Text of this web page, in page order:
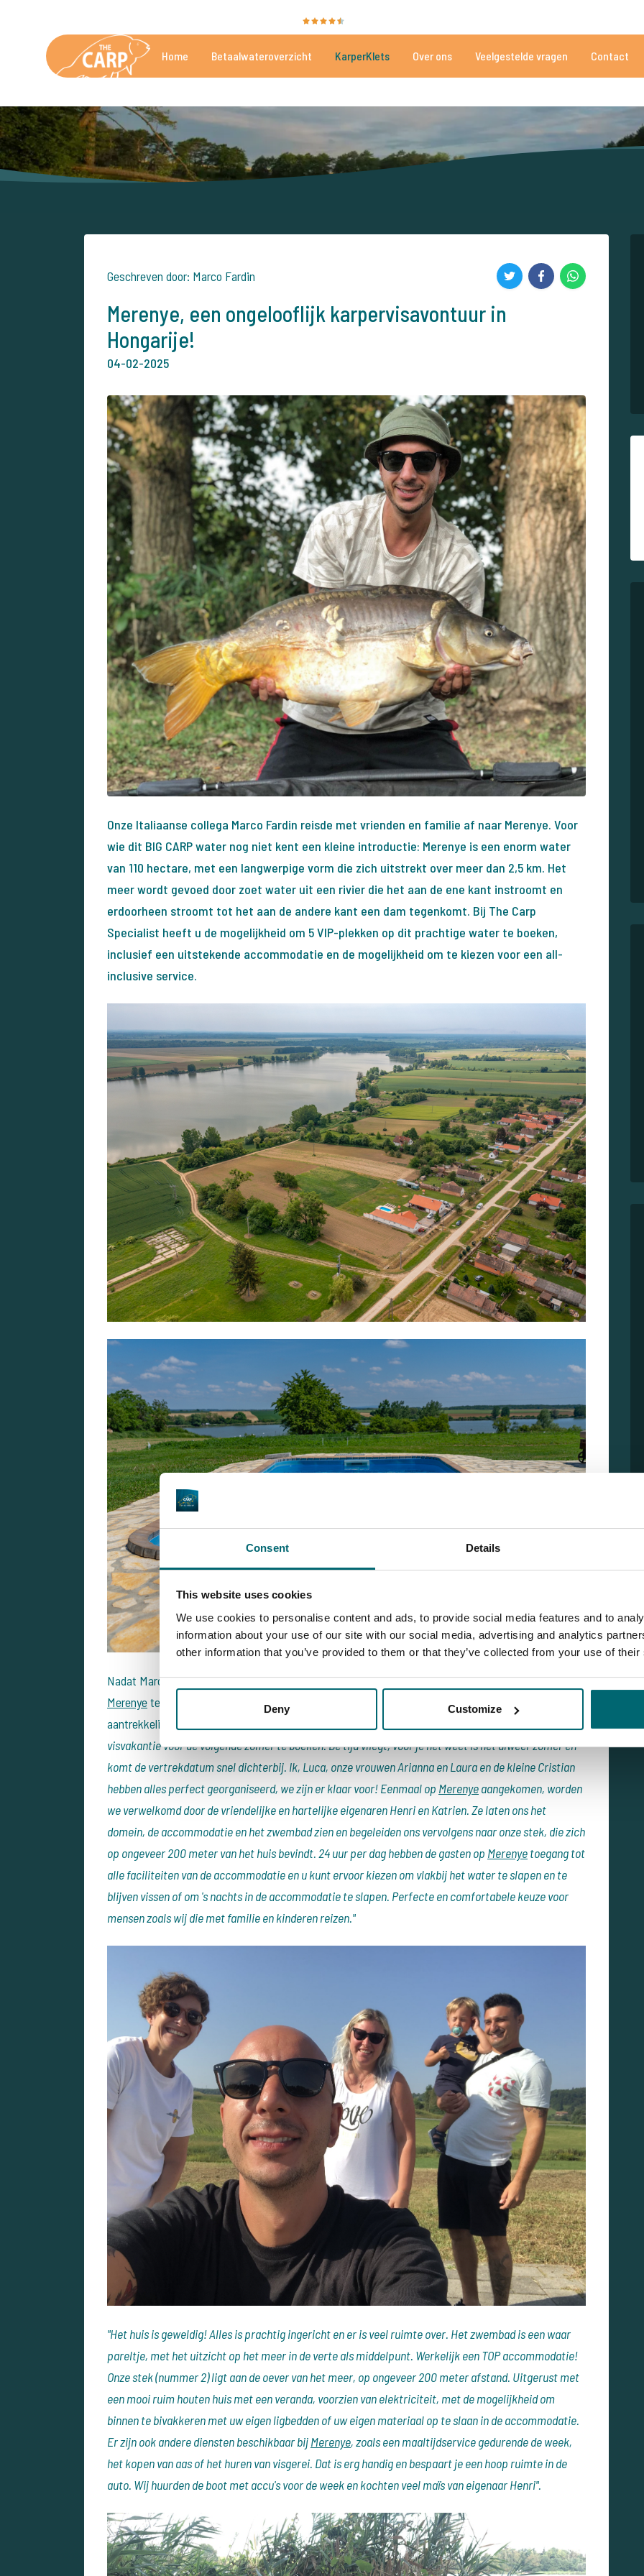
Consent Details
This website uses cookies
We use cookies to personalise content and ads, to provide social media features and to
information about your use of our site with our social media, advertising and analytics
other information that you’ve provided to them or that they’ve collected from your use of
Deny Customize
Home Betaalwateroverzicht KarperKlets Over ons Veelgestelde vragen Contact
Geschreven door: Marco Fardin
Merenye, een ongelooflijk karpervisavontuur in
Hongarije!
04-02-2025
Onze Italiaanse collega Marco Fardin reisde met vrienden en familie af naar Merenye. Voor
wie dit BIG CARP water nog niet kent een kleine introductie: Merenye is een enorm water
van 110 hectare, met een langwerpige vorm die zich uitstrekt over meer dan 2,5 km. Het
meer wordt gevoed door zoet water uit een rivier die het aan de ene kant instroomt en
erdoorheen stroomt tot het aan de andere kant een dam tegenkomt. Bij The Carp
Specialist heeft u de mogelijkheid om 5 VIP-plekken op dit prachtige water te boeken,
inclusief een uitstekende accommodatie en de mogelijkheid om te kiezen voor een all-
inclusive service.
Nadat Marco de fotogalerij van het meer en de visstekken had bekeken, begon het idee om naar
Merenyete gaan voor een karpervisvakantie steeds voor hem en zijn vriend Luca steeds
aantrekkelijker te worden. Marco vertelt ons:
visvakantie voor de volgende zomer te boeken. De tijd vliegt, voor je het weet is het alweer zomer en
komt de vertrekdatum snel dichterbij. Ik, Luca, onze vrouwen Arianna en Laura en de kleine Cristian
hebben alles perfect georganiseerd, we zijn er klaar voor! Eenmaal op Merenyeaangekomen, worden
we verwelkomd door de vriendelijke en hartelijke eigenaren Henri en Katrien. Ze laten ons het
domein, de accommodatie en het zwembad zien en begeleiden ons vervolgens naar onze stek, die zich
op ongeveer 200 meter van het huis bevindt. 24 uur per dag hebben de gasten op Merenyetoegang tot
alle faciliteiten van de accommodatie en u kunt ervoor kiezen om vlakbij het water te slapen en te
blijven vissen of om 's nachts in de accommodatie te slapen. Perfecte en comfortabele keuze voor
mensen zoals wij die met familie en kinderen reizen."
"Het huis is geweldig! Alles is prachtig ingericht en er is veel ruimte over. Het zwembad is een waar
pareltje, met het uitzicht op het meer in de verte als middelpunt. Werkelijk een TOP accommodatie!
Onze stek (nummer 2) ligt aan de oever van het meer, op ongeveer 200 meter afstand. Uitgerust met
een mooi ruim houten huis met een veranda, voorzien van elektriciteit, met de mogelijkheid om
binnen te bivakkeren met uw eigen ligbedden of uw eigen materiaal op te slaan in de accommodatie.
Er zijn ook andere diensten beschikbaar bijMerenye, zoals een maaltijdservice gedurende de week,
het kopen van aas of het huren van visgerei. Dat is erg handig en bespaart je een hoop ruimte in de
auto. Wij huurden de boot met accu's voor de week en kochten veel maïs van eigenaar Henri".